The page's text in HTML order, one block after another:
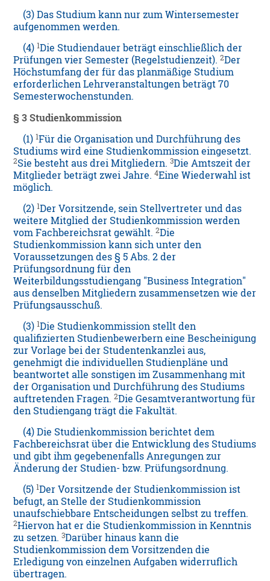
(3) Das Studium kann nur zum Wintersemester
aufgenommen werden.
(4)1Die Studiendauer beträgt einschließlich der
Prüfungen vier Semester (Regelstudienzeit).2Der
Höchstumfang der für das planmäßige Studium
erforderlichen Lehrveranstaltungen beträgt 70
Semesterwochenstunden.
§ 3 Studienkommission
(1)1Für die Organisation und Durchführung des
Studiums wird eine Studienkommission eingesetzt.
2Sie besteht aus drei Mitgliedern.3Die Amtszeit der
Mitglieder beträgt zwei Jahre.4Eine Wiederwahl ist
möglich.
(2)1Der Vorsitzende, sein Stellvertreter und das
weitere Mitglied der Studienkommission werden
vom Fachbereichsrat gewählt.2Die
Studienkommission kann sich unter den
Voraussetzungen des § 5 Abs. 2 der
Prüfungsordnung für den
Weiterbildungsstudiengang "Business Integration"
aus denselben Mitgliedern zusammensetzen wie der
Prüfungsausschuß.
(3)1Die Studienkommission stellt den
qualifizierten Studienbewerbern eine Bescheinigung
zur Vorlage bei der Studentenkanzlei aus,
genehmigt die individuellen Studienpläne und
beantwortet alle sonstigen im Zusammenhang mit
der Organisation und Durchführung des Studiums
auftretenden Fragen.2Die Gesamtverantwortung für
den Studiengang trägt die Fakultät.
(4) Die Studienkommission berichtet dem
Fachbereichsrat über die Entwicklung des Studiums
und gibt ihm gegebenenfalls Anregungen zur
Änderung der Studien- bzw. Prüfungsordnung.
(5)1Der Vorsitzende der Studienkommission ist
befugt, an Stelle der Studienkommission
unaufschiebbare Entscheidungen selbst zu treffen.
2Hiervon hat er die Studienkommission in Kenntnis
zu setzen.3Darüber hinaus kann die
Studienkommission dem Vorsitzenden die
Erledigung von einzelnen Aufgaben widerruflich
übertragen.